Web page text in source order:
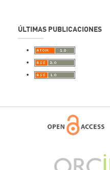
ÚLTIMAS PUBLICACIONES